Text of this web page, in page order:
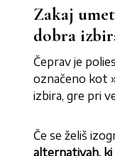
Zakaj
dobra
Čeprav je
označeno kot
izbira, gre pri
Če se želiš
alternativah,